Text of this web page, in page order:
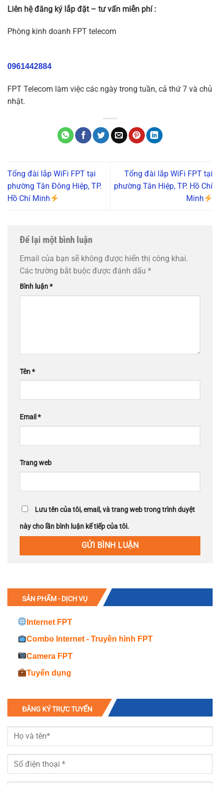
Liên hệ đăng ký lắp đặt – tư vấn miễn phí :
Phòng kinh doanh FPT telecom
0961442884
FPT Telecom làm việc các ngày trong tuần, cả thứ 7 và chủ
nhật.
Tổng đài lắp WiFi FPT tại
phường Tân Đông Hiệp, TP.
Hồ Chí Minh
Tổng đài lắp WiFi FPT tại
phường Tân Hiệp, TP. Hồ Chí
Minh
Để lại một bình luận
Email của bạn sẽ không được hiển thị công khai.
Các trường bắt buộc được đánh dấu *
Bình luận*
Tên*
Email*
Trang web
Lưu tên của tôi, email, và trang web trong trình duyệt
này cho lần bình luận kế tiếp của tôi.
SẢN PHẨM - DỊCH VỤ
Internet FPT
Combo Internet - Truyền hình FPT
Camera FPT
Tuyển dụng
ĐĂNG KÝ TRỰC TUYẾN